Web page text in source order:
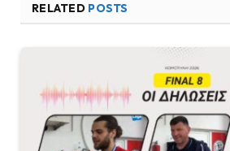
RELATED POSTS